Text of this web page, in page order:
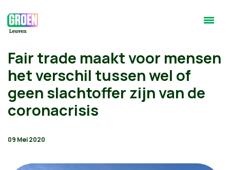
Fair trade maakt voor mensen
het verschil tussen wel of
geen slachtoffer zijn van de
coronacrisis
09 Mei 2020